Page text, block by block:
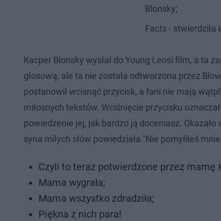
Blonsky;
Facts - stwierdziła
Kacper Blonsky wysłał do Young Leosi film, a ta
głosową, ale ta nie została odtworzona przez
postanowił wcisnąć przycisk, a fani nie mają
miłosnych tekstów. Wciśnięcie przycisku
powiedzenie jej, jak bardzo ją doceniasz.
syna miłych słów powiedziała "Nie pomyliłeś
Czyli to teraz potwierdzone przez mamę
Mama wygrała;
Mama wszystko zdradziła;
Piękna z nich para!